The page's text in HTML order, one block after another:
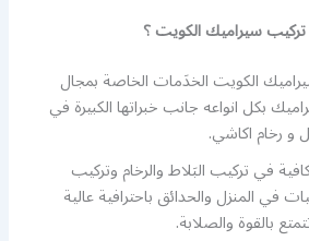
سيراميك الكويت ؟
الكويت الخدَمات الخاصة بمجال
بكل انواعه جانب خبراتها الكبيرة في
و رخام اكاشي.
في تركيب البَلاط والرخام وتركيب
في المنزل والحدائق باحترافية عالية
بالقوة والصلابة.